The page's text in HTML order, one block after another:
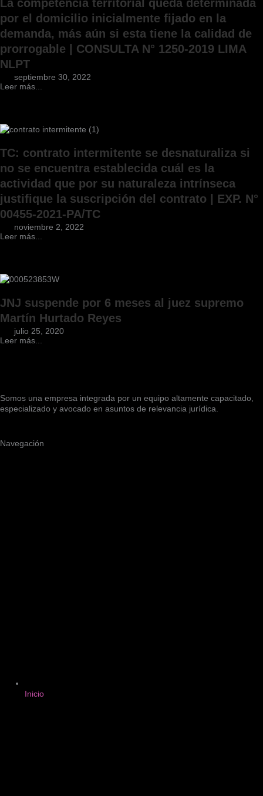
La competencia territorial queda determinada
por el domicilio inicialmente fijado en la
demanda, más aún si esta tiene la calidad de
prorrogable | CONSULTA N° 1250-2019 LIMA
NLPT
septiembre 30, 2022
Leer más...
TC: contrato intermitente se desnaturaliza si
no se encuentra establecida cuál es la
actividad que por su naturaleza intrínseca
justifique la suscripción del contrato | EXP. N°
00455-2021-PA/TC
noviembre 2, 2022
Leer más...
JNJ suspende por 6 meses al juez supremo
Martín Hurtado Reyes
julio 25, 2020
Leer más...
Somos una empresa integrada por un equipo altamente capacitado,
especializado y avocado en asuntos de relevancia jurídica.
Navegación
Inicio